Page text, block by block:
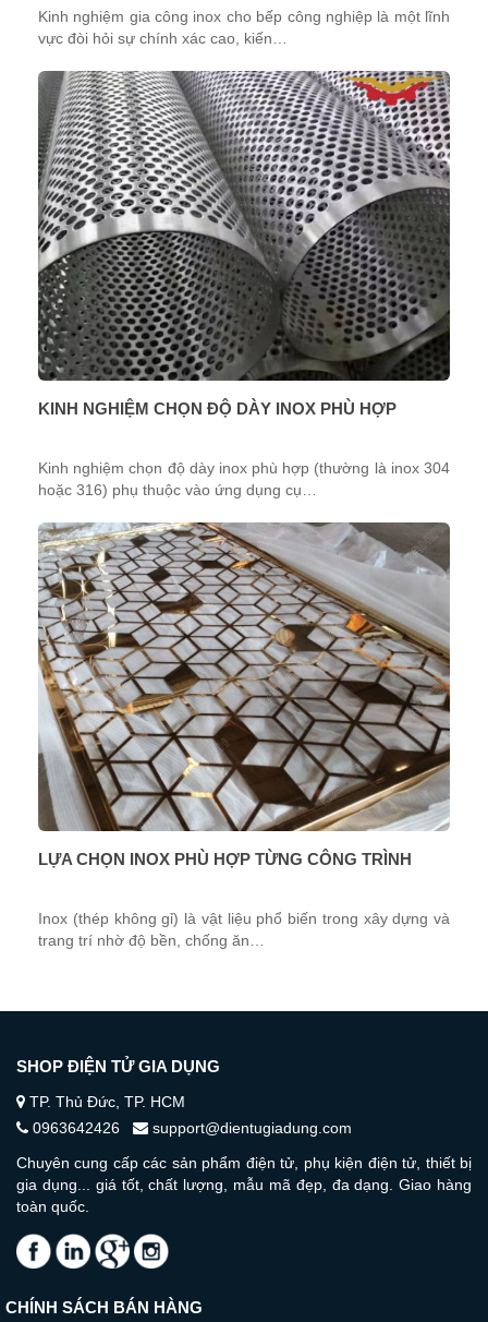
Kinh nghiệm gia công inox cho bếp công nghiệp là một lĩnh
vực đòi hỏi sự chính xác cao, kiến…
KINH NGHIỆM CHỌN ĐỘ DÀY INOX PHÙ HỢP
Kinh nghiệm chọn độ dày inox phù hợp (thường là inox 304
hoặc 316) phụ thuộc vào ứng dụng cụ…
LỰA CHỌN INOX PHÙ HỢP TỪNG CÔNG TRÌNH
Inox (thép không gỉ) là vật liệu phổ biến trong xây dựng và
trang trí nhờ độ bền, chống ăn…
SHOP ĐIỆN TỬ GIA DỤNG
TP. Thủ Đức, TP. HCM
0963642426
support@dientugiadung.com
Chuyên cung cấp các sản phẩm điện tử, phụ kiện điện tử, thiết bị
gia dụng... giá tốt, chất lượng, mẫu mã đẹp, đa dạng. Giao hàng
toàn quốc.
CHÍNH SÁCH BÁN HÀNG